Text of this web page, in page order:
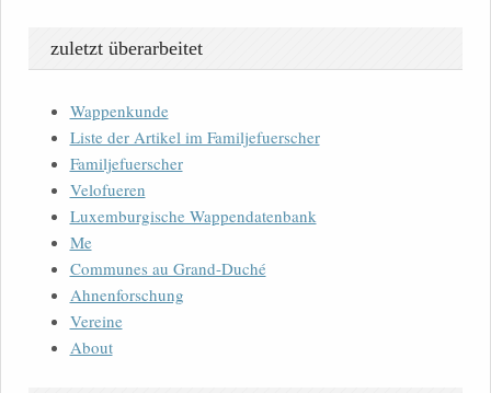
zuletzt überarbeitet
Wappenkunde
Liste der Artikel im Familjefuerscher
Familjefuerscher
Velofueren
Luxemburgische Wappendatenbank
Me
Communes au Grand-Duché
Ahnenforschung
Vereine
About